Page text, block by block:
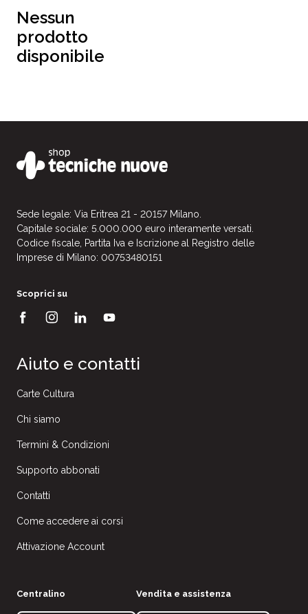
Nessun
prodotto
disponibile
Sede legale: Via Eritrea 21 - 20157 Milano.
Capitale sociale: 5.000.000 euro interamente versati.
Codice fiscale, Partita Iva e Iscrizione al Registro delle
Imprese di Milano: 00753480151
Scoprici su
Aiuto e contatti
Carte Cultura
Chi siamo
Termini & Condizioni
Supporto abbonati
Contatti
Come accedere ai corsi
Attivazione Account
Centralino Vendita e assistenza